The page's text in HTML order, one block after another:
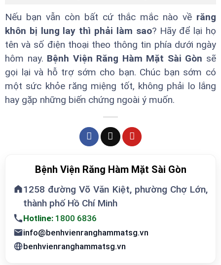
Nếu bạn vẫn còn bất cứ thắc mắc nào về răng
khôn bị lung lay thì phải làm sao? Hãy để lại họ
tên và số điện thoại theo thông tin phía dưới ngày
hôm nay. Bệnh Viện Răng Hàm Mặt Sài Gòn sẽ
gọi lại và hỗ trợ sớm cho bạn. Chúc bạn sớm có
một sức khỏe răng miệng tốt, không phải lo lắng
hay gặp những biến chứng ngoài ý muốn.
Bệnh Viện Răng Hàm Mặt Sài Gòn
1258 đường Võ Văn Kiệt, phường Chợ Lớn,
thành phố Hồ Chí Minh
Hotline: 1800 6836
info@benhvienranghammatsg.vn
benhvienranghammatsg.vn